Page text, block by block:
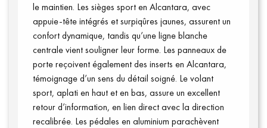
le maintien. Les sièges sport en Alcantara, avec
appuie-tête intégrés et surpiqûres jaunes, assurent un
confort dynamique, tandis qu’une ligne blanche
centrale vient souligner leur forme. Les panneaux de
porte reçoivent également des inserts en Alcantara,
témoignage d’un sens du détail soigné. Le volant
sport, aplati en haut et en bas, assure un excellent
retour d’information, en lien direct avec la direction
recalibrée. Les pédales en aluminium parachèvent